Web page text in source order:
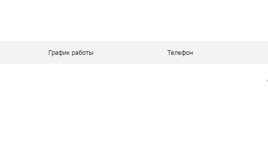
График работы Телефон